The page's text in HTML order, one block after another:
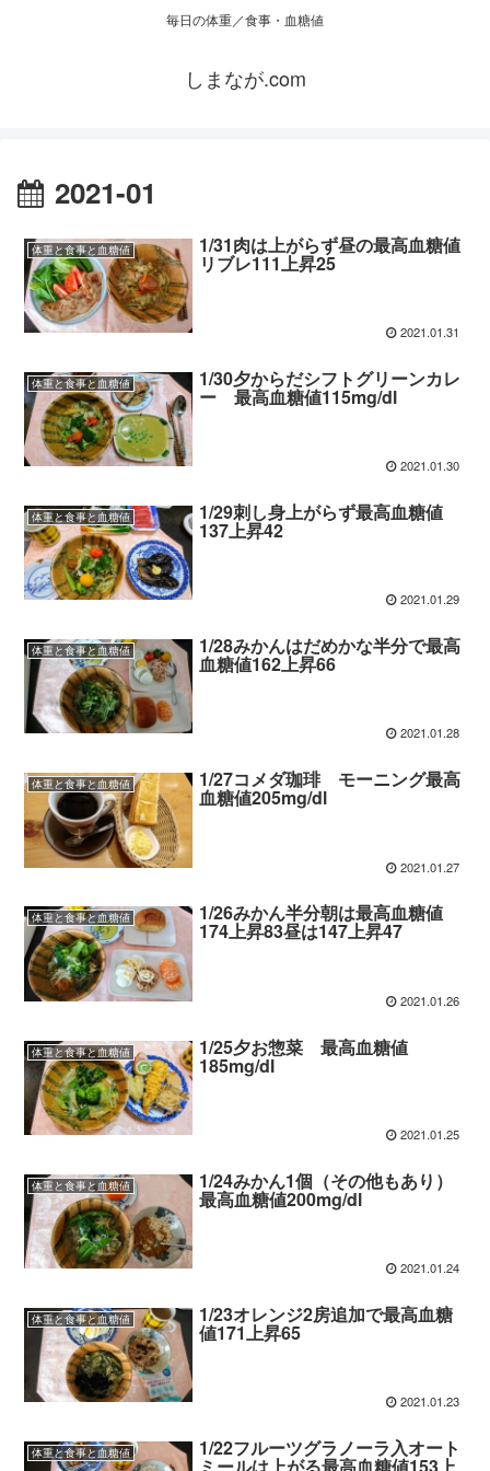
毎日の体重／食事・血糖値
しまなが.com
2021-01
体重と食事と血糖値 1/31肉は上がらず昼の最高血糖値
リブレ111上昇25
2021.01.31
体重と食事と血糖値 1/30夕からだシフトグリーンカレ
ー 最高血糖値115mg/dl
2021.01.30
体重と食事と血糖値 1/29刺し身上がらず最高血糖値
137上昇42
2021.01.29
体重と食事と血糖値 1/28みかんはだめかな半分で最高
血糖値162上昇66
2021.01.28
体重と食事と血糖値 1/27コメダ珈琲 モーニング最高
血糖値205mg/dl
2021.01.27
体重と食事と血糖値 1/26みかん半分朝は最高血糖値
174上昇83昼は147上昇47
2021.01.26
体重と食事と血糖値 1/25夕お惣菜 最高血糖値
185mg/dl
2021.01.25
体重と食事と血糖値 1/24みかん1個（その他もあり）
最高血糖値200mg/dl
2021.01.24
体重と食事と血糖値 1/23オレンジ2房追加で最高血糖
値171上昇65
2021.01.23
体重と食事と血糖値 1/22フルーツグラノーラ入オート